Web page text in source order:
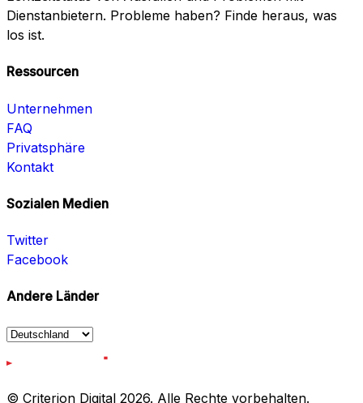
Dienstanbietern. Probleme haben? Finde heraus, was
los ist.
Ressourcen
Unternehmen
FAQ
Privatsphäre
Kontakt
Sozialen Medien
Twitter
Facebook
Andere Länder
© Criterion Digital 2026. Alle Rechte vorbehalten.